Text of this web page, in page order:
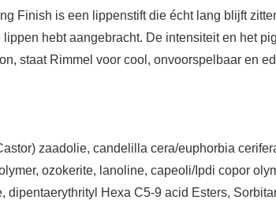
Finish is een lippenstift die écht lang blijft
hebt aangebracht. De intensiteit en het
staat Rimmel voor cool, onvoorspelbaar en
zaadolie, candelilla cera/euphorbia
ozokerite, lanoline, capeoli/Ipdi copor
dipentaerythrityl Hexa C5-9 acid Esters,